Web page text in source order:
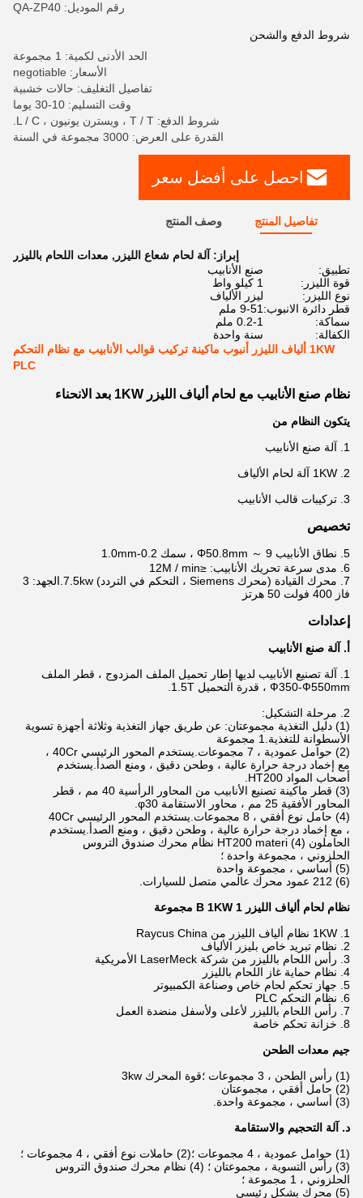
رقم الموديل: QA-ZP40
شروط الدفع والشحن
الحد الأدنى لكمية: 1 مجموعة
الأسعار: negotiable
تفاصيل التغليف: حالات خشبية
وقت التسليم: 10-30 يوما
شروط الدفع: T / T ، ويسترن يونيون ، L / C.
القدرة على العرض: 3000 مجموعة في السنة
احصل على أفضل سعر
تفاصيل المنتج وصف المنتج
إبراز: آلة لحام شعاع الليزر , معدات اللحام بالليزر
تطبيق:
صنع الأنابيب
قوة الليزر:
1 كيلو واط
نوع الليزر:
ليزر الألياف
قطر دائرة الانبوب: 9-51 ملم
سماكة:
0.2-1 ملم
الكفالة:
سنة واحدة
1KW ألياف الليزر أنبوب ماكينة تركيب قوالب الأنابيب مع نظام التحكم
PLC
نظام صنع الأنابيب مع لحام ألياف الليزر 1KW بعد الانحناء
يتكون النظام من
1. آلة صنع الأنابيب
2. 1KW آلة لحام الألياف
3. تركيبات قالب الأنابيب
تخصيص
5. نطاق الأنابيب 9 ​​～ Φ50.8mm ، سمك 0.2-1.0mm
6. مدى سرعة تحريك الأنابيب: ≤12M / min
7. محرك القيادة (محرك Siemens ، التحكم في التردد) 7.5kw.الجهد: 3
فاز 400 فولت 50 هرتز
إعدادات
أ. آلة صنع الأنابيب
1. آلة تصنيع الأنابيب لديها إطار تحميل الملف المزدوج ، قطر الملف
Ф350-Ф550mm ، قدرة التحميل 1.5T.
2. مرحلة التشكيل:
(1) دليل التغذية مجموعتان: عن طريق جهاز التغذية وثلاثة أجهزة تسوية
الأسطوانة للتغذية.1 مجموعة
(2) حوامل عمودية ، 7 مجموعات.يستخدم المحور الرئيسي 40Cr ،
مع إخماد درجة حرارة عالية ، وطحن دقيق ، ومنع الصدأ.يستخدم
أصحاب المواد HT200.
(3) قطر ماكينة تصنيع الأنابيب من المحاور الرأسية 40 مم ، قطر
المحاور الأفقية 25 مم ، محاور الاستقامة φ30.
(4) حامل نوع أفقي ، 8 مجموعات.يستخدم المحور الرئيسي 40Cr
، مع إخماد درجة حرارة عالية ، وطحن دقيق ، ومنع الصدأ.يستخدم
الحاملون HT200 materi (4) نظام محرك صندوق التروس
الحلزوني ، مجموعة واحدة ؛
(5) أساسي ، مجموعة واحدة
(6) 212 عمود محرك عالمي متصل للسيارات.
نظام لحام ألياف الليزر B 1KW 1 مجموعة
1. 1KW نظام ألياف الليزر من Raycus China
2. نظام تبريد خاص بليزر الألياف
3. رأس اللحام بالليزر من شركة LaserMeck الأمريكية
4. نظام حماية غاز اللحام بالليزر
5. جهاز تحكم لحام خاص وصناعة الكمبيوتر
6. نظام التحكم PLC
7. رأس اللحام بالليزر لأعلى ولأسفل منضدة العمل
8. خزانة تحكم خاصة
جيم معدات الطحن
(1) رأس الطحن ، 3 مجموعات ؛قوة المحرك 3kw
(2) حامل أفقي ، مجموعتان
(3) أساسي ، مجموعة واحدة.
د. آلة التحجيم والاستقامة
(1) حوامل عمودية ، 4 مجموعات ؛(2) حاملات نوع أفقي ، 4 مجموعات ؛
(3) رأس التسوية ، مجموعتان ؛ (4) نظام محرك صندوق التروس
الحلزوني ، 1 مجموعة ؛
(5) محرك بشكل رئيسي